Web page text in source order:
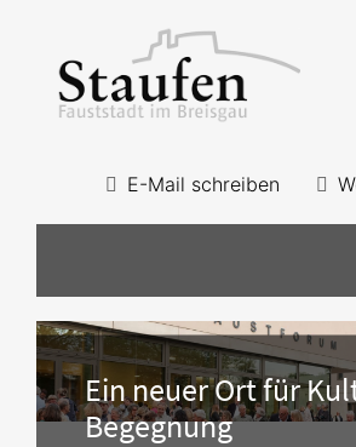
E-Mail schreiben
Ein neuer Ort für
Begegnung